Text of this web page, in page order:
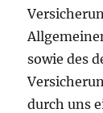
sowie des
durch uns